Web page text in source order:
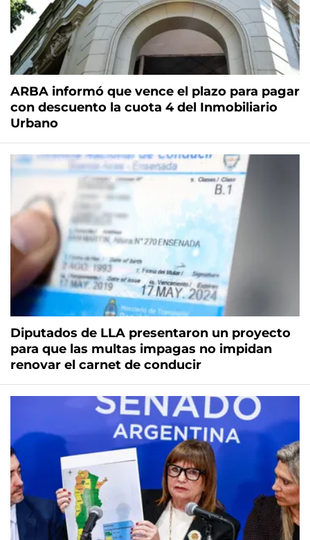
ARBA informó que vence el plazo para pagar
con descuento la cuota 4 del Inmobiliario
Urbano
Diputados de LLA presentaron un proyecto
para que las multas impagas no impidan
renovar el carnet de conducir